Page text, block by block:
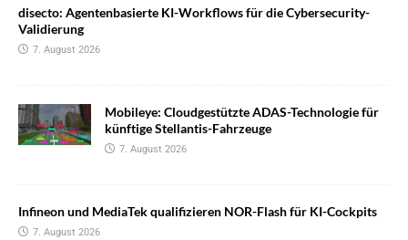
disecto: Agentenbasierte KI-Workflows für die Cybersecurity-
Validierung
7. August 2026
Mobileye: Cloudgestützte ADAS-Technologie für
künftige Stellantis-Fahrzeuge
7. August 2026
Infineon und MediaTek qualifizieren NOR-Flash für KI-Cockpits
7. August 2026